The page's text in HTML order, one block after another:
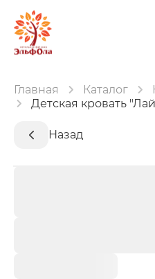
Главная Каталог
Детская кровать
Назад